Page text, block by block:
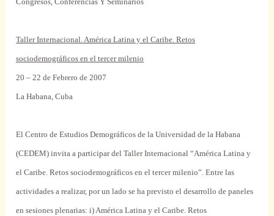
Taller Internacional. América Latina y el Caribe. Retos
sociodemográficos en el tercer milenio
20 – 22 de Febrero de 2007
La Habana, Cuba
El Centro de Estudios Demográficos de la Universidad de la Habana
(CEDEM) invita a participar del Taller Internacional “América Latina y
el Caribe. Retos sociodemográficos en el tercer milenio”. Entre las
actividades a realizar, por un lado se ha previsto el desarrollo de paneles
en sesiones plenarias: i) América Latina y el Caribe. Retos